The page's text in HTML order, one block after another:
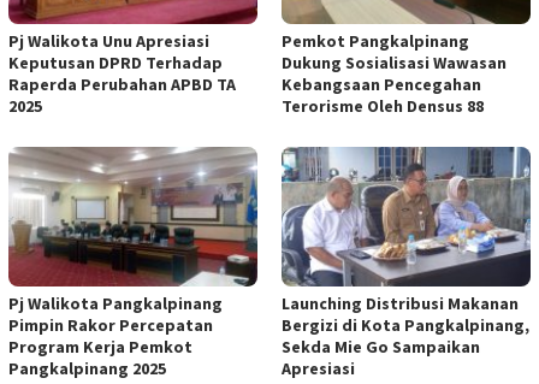
Pj Walikota Unu Apresiasi
Keputusan DPRD Terhadap
Raperda Perubahan APBD TA
2025
Pemkot Pangkalpinang
Dukung Sosialisasi Wawasan
Kebangsaan Pencegahan
Terorisme Oleh Densus 88
Pj Walikota Pangkalpinang
Pimpin Rakor Percepatan
Program Kerja Pemkot
Pangkalpinang 2025
Launching Distribusi Makanan
Bergizi di Kota Pangkalpinang,
Sekda Mie Go Sampaikan
Apresiasi